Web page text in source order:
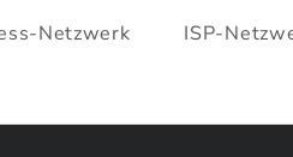
Netzwerk ISP-